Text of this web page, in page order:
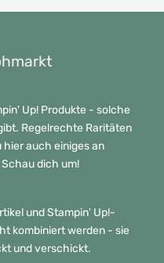
Up! Produkte - solche
Regelrechte Raritäten
hier auch einiges an
dich um!
und Stampin' Up!-
kombiniert werden - sie
und verschickt.